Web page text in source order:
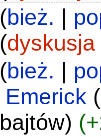
(bież. |
(dyskusja
(bież.
Emerick (
bajtów)